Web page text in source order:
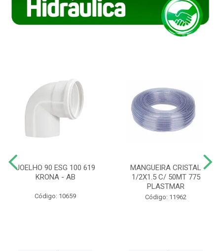
JOELHO 90 ESG 100 619
KRONA - AB
Código: 10659
MANGUEIRA CRISTAL
1/2X1.5 C/ 50MT 775
PLASTMAR
Código: 11962